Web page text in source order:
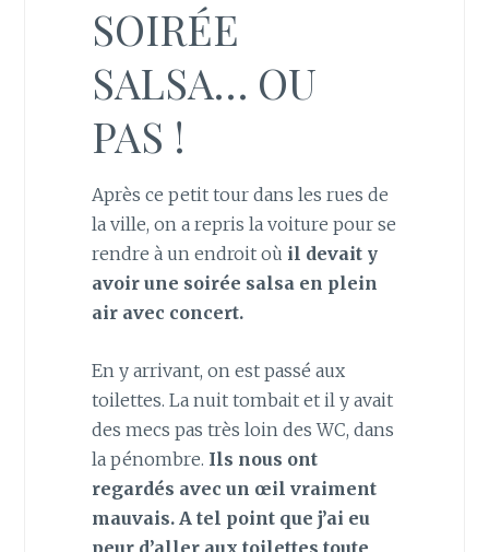
SOIRÉE
SALSA… OU
PAS !
Après ce petit tour dans les rues de
la ville, on a repris la voiture pour se
rendre à un endroit où il devait y
avoir une soirée salsa en plein
air avec concert.
En y arrivant, on est passé aux
toilettes. La nuit tombait et il y avait
des mecs pas très loin des WC, dans
la pénombre. Ils nous ont
regardés avec un œil vraiment
mauvais. A tel point que j’ai eu
peur d’aller aux toilettes toute